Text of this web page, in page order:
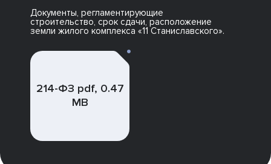
Документы, регламентирующие
строительство, срок сдачи, расположение
земли жилого комплекса «11 Станиславского».
214-ФЗ pdf, 0.47
MB